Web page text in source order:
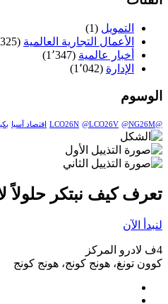
التمويل (1)
الأعمال التجارية العالمية (325)
أخبار عالمية (1٬347)
الإدارة (1٬042)
الوسوم
@LCO26N
@LCO26V @NG26M اقتصاد آسيا
تعرف كيف نبتكر حلولاً
لنبدأ الآن
4ف لادرو المركز
كوون تونغ، هونج كونج، هونج كونج